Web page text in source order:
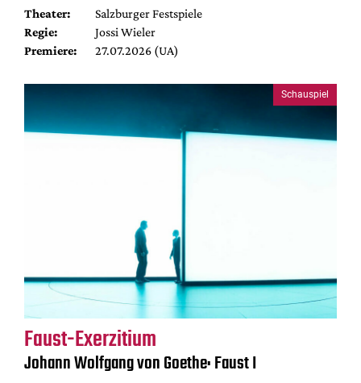
Theater:
Salzburger Festspiele
Regie:
Jossi Wieler
Premiere:
27.07.2026 (UA)
Schauspiel
Faust-Exerzitium
Johann Wolfgang von Goethe: Faust I